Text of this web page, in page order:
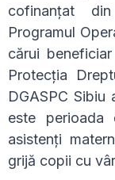
cofinanțat
Programul
cărui
Protecția
DGASPC
este
asistenți
grijă copii cu